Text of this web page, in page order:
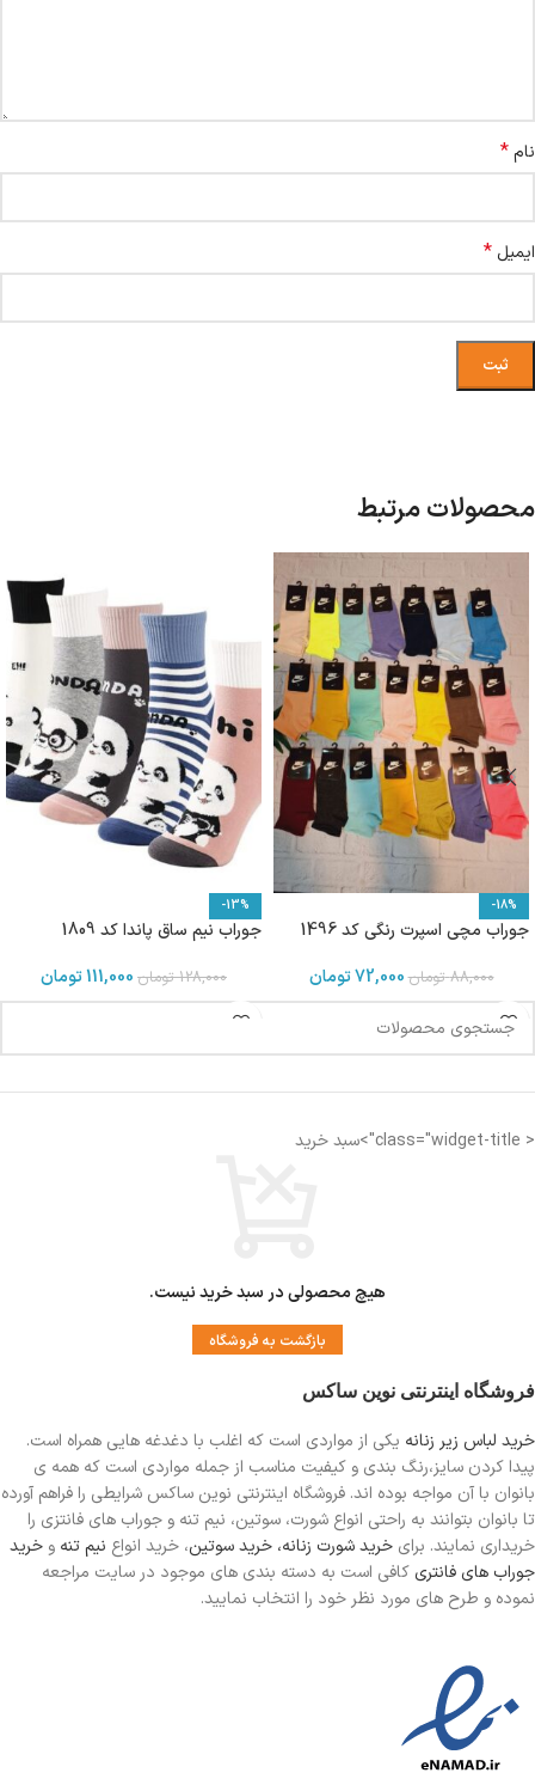
نام*
ایمیل *
محصولات مرتبط
-18%
جوراب مچی اسپرت رنگی کد 1496
88,000 تومان72,000تومان
-13%
جوراب نیم ساق پاندا کد 1809
128,000 تومان 111,000تومان
< class="widget-title">سبد خرید
هیچ محصولی در سبد خرید نیست.
بازگشت به فروشگاه
فروشگاه اینترنتی نوین ساکس
خرید لباس زیر زنانه یکی از مواردی است که اغلب با دغدغه هایی همراه است.
پیدا کردن سایز،رنگ بندی و کیفیت مناسب از جمله مواردی است که همه ی
بانوان با آن مواجه بوده اند. فروشگاه اینترنتی نوین ساکس شرایطی را فراهم آورده
تا بانوان بتوانند به راحتی انواع شورت، سوتین، نیم تنه و جوراب های فانتزی را
خریداری نمایند. برای خرید شورت زنانه، خرید سوتین، خرید انواع نیم تنه و خرید
جوراب های فانتری کافی است به دسته بندی های موجود در سایت مراجعه
نموده و طرح های مورد نظر خود را انتخاب نمایید.